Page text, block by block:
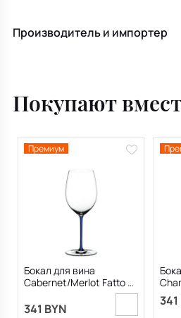
Производитель и импортер
Покупают
Премиум
Бокал для вина
Cabernet/Merlot Fatto a
Mano 709 мл, синий
341 BYN
341